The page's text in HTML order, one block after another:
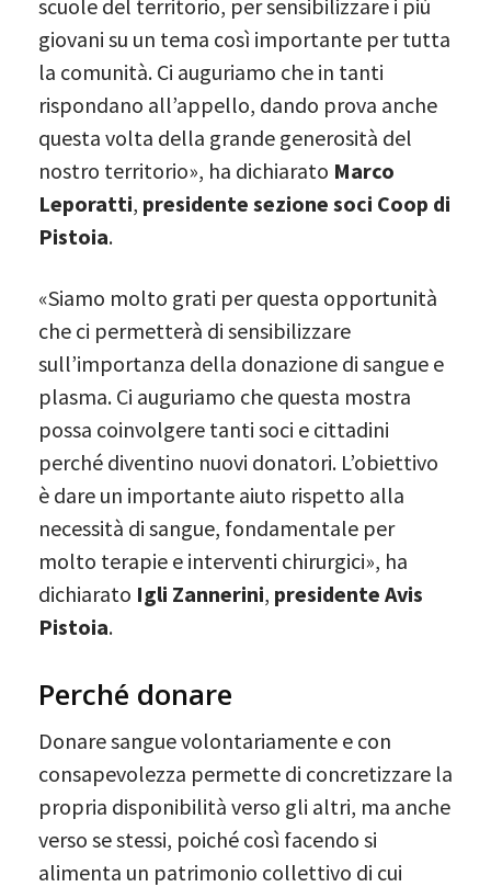
scuole del territorio, per sensibilizzare i più
giovani su un tema così importante per tutta
la comunità. Ci auguriamo che in tanti
rispondano all’appello, dando prova anche
questa volta della grande generosità del
nostro territorio», ha dichiarato Marco
Leporatti, presidente sezione soci Coop di
Pistoia.
«Siamo molto grati per questa opportunità
che ci permetterà di sensibilizzare
sull’importanza della donazione di sangue e
plasma. Ci auguriamo che questa mostra
possa coinvolgere tanti soci e cittadini
perché diventino nuovi donatori. L’obiettivo
è dare un importante aiuto rispetto alla
necessità di sangue, fondamentale per
molto terapie e interventi chirurgici», ha
dichiarato Igli Zannerini, presidente Avis
Pistoia.
Perché donare
Donare sangue volontariamente e con
consapevolezza permette di concretizzare la
propria disponibilità verso gli altri, ma anche
verso se stessi, poiché così facendo si
alimenta un patrimonio collettivo di cui